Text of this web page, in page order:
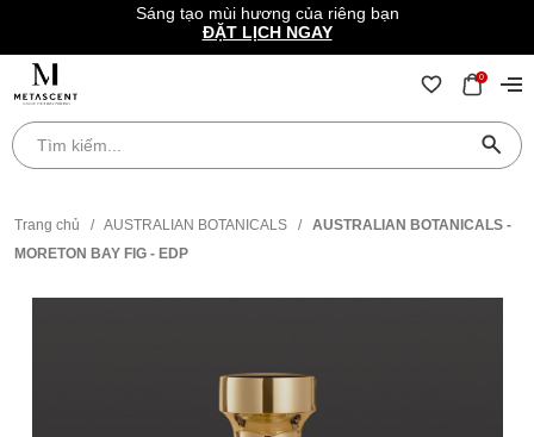
Sáng tạo mùi hương của riêng bạn
ĐẶT LỊCH NGAY
0
Trang chủ / AUSTRALIAN BOTANICALS / AUSTRALIAN BOTANICALS -
MORETON BAY FIG - EDP